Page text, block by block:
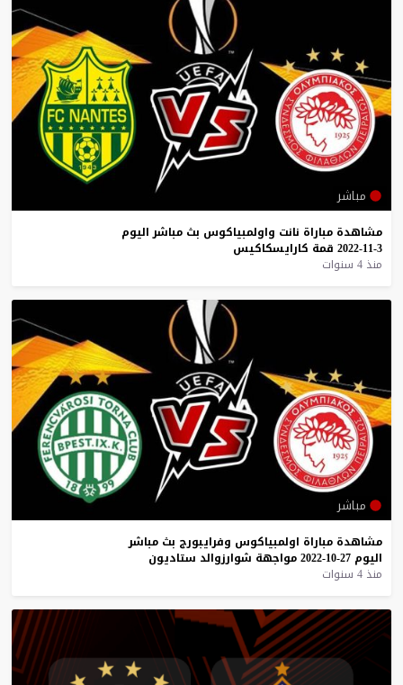
مباشر
مشاهدة مباراة نانت واولمبياكوس بث مباشر اليوم
3-11-2022
قمة كارايسكاكيس
منذ 4 سنوات
مباشر
مشاهدة مباراة اولمبياكوس وفرايبورج بث مباشر
اليوم 27-10-2022 مواجهة شوارزوالد ستاديون
منذ 4 سنوات